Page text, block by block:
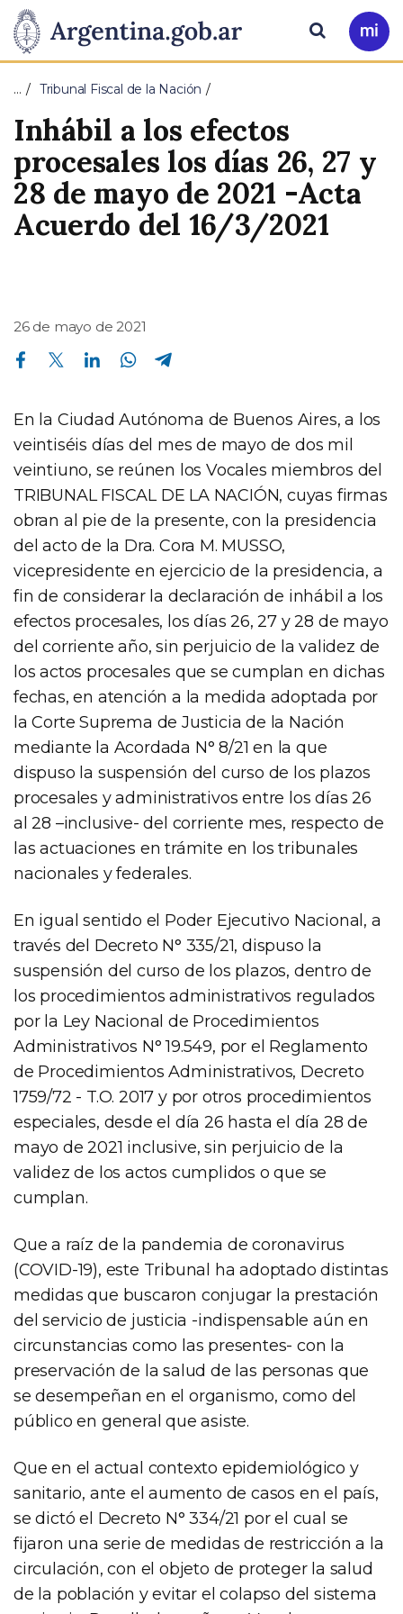
Presidencia
de
la
Nación
Pasar al contenido principal
Ir
a
Buscar
… Tribunal Fiscal de la Nación
Inhábil a los efectos
procesales los días 26, 27 y
28 de mayo de 2021 -Acta
Acuerdo del 16/3/2021
26 de mayo de 2021
Compartir en Facebook Compartir en Twitter Compartir en Linkedin Compartir en Whatsapp
En la Ciudad Autónoma de Buenos Aires, a los
veintiséis días del mes de mayo de dos mil
veintiuno, se reúnen los Vocales miembros del
TRIBUNAL FISCAL DE LA NACIÓN, cuyas firmas
obran al pie de la presente, con la presidencia
del acto de la Dra. Cora M. MUSSO,
vicepresidente en ejercicio de la presidencia, a
fin de considerar la declaración de inhábil a los
efectos procesales, los días 26, 27 y 28 de mayo
del corriente año, sin perjuicio de la validez de
los actos procesales que se cumplan en dichas
fechas, en atención a la medida adoptada por
la Corte Suprema de Justicia de la Nación
mediante la Acordada N° 8/21 en la que
dispuso la suspensión del curso de los plazos
procesales y administrativos entre los días 26
al 28 –inclusive- del corriente mes, respecto de
las actuaciones en trámite en los tribunales
nacionales y federales.
En igual sentido el Poder Ejecutivo Nacional, a
través del Decreto N° 335/21, dispuso la
suspensión del curso de los plazos, dentro de
los procedimientos administrativos regulados
por la Ley Nacional de Procedimientos
Administrativos N° 19.549, por el Reglamento
de Procedimientos Administrativos, Decreto
1759/72 - T.O. 2017 y por otros procedimientos
especiales, desde el día 26 hasta el día 28 de
mayo de 2021 inclusive, sin perjuicio de la
validez de los actos cumplidos o que se
cumplan.
Que a raíz de la pandemia de coronavirus
(COVID-19), este Tribunal ha adoptado distintas
medidas que buscaron conjugar la prestación
del servicio de justicia -indispensable aún en
circunstancias como las presentes- con la
preservación de la salud de las personas que
se desempeñan en el organismo, como del
público en general que asiste.
Que en el actual contexto epidemiológico y
sanitario, ante el aumento de casos en el país,
se dictó el Decreto N° 334/21 por el cual se
fijaron una serie de medidas de restricción a la
circulación, con el objeto de proteger la salud
de la población y evitar el colapso del sistema